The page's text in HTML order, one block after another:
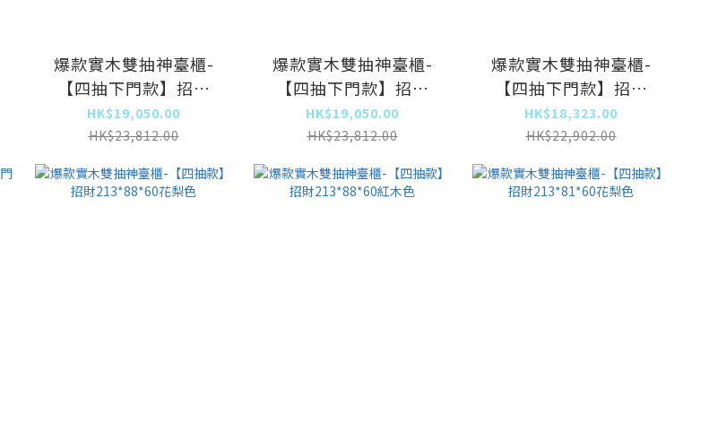
爆款實木雙抽神臺櫃-
【四抽下門款】招財
213*88*60花梨色
HK$19,050.00
HK$23,812.00
爆款實木雙抽神臺櫃-
【四抽下門款】招財
213*88*60紅木色
HK$19,050.00
HK$23,812.00
爆款實木雙抽神臺櫃-
【四抽下門款】招財
213*81*60花梨色
HK$18,323.00
HK$22,902.00